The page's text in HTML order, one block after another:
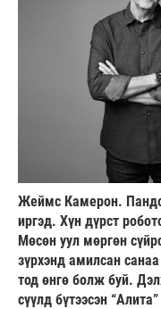
Жеймс Камерон.
иргэд. Хүн дүрст
Мөсөн уул мөргөн
зүрхэнд амилсан
тод өнгө болж буй.
сүүлд бүтээсэн